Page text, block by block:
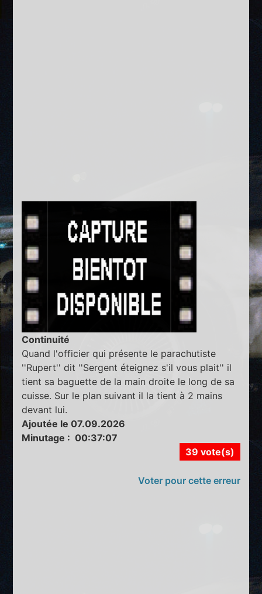
Continuité
Quand l'officier qui présente le parachutiste
''Rupert'' dit ''Sergent éteignez s'il vous plait'' il
tient sa baguette de la main droite le long de sa
cuisse. Sur le plan suivant il la tient à 2 mains
devant lui.
Ajoutée le 07.09.2026
Minutage : 00:37:07
39 vote(s)
Voter pour cette erreur